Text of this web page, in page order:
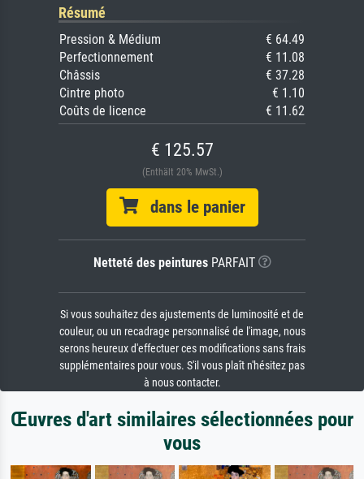
Résumé
Pression & Médium
€ 64.49
Perfectionnement
€ 11.08
Châssis
€ 37.28
Cintre photo
€ 1.10
Coûts de licence
€ 11.62
€ 125.57
(Enthält 20% MwSt.)
dans le panier
Netteté des peinturesPARFAIT
Si vous souhaitez des ajustements de luminosité et de
couleur, ou un recadrage personnalisé de l'image, nous
serons heureux d'effectuer ces modifications sans frais
supplémentaires pour vous. S'il vous plaît n'hésitez pas
à nous contacter.
Œuvres d'art similaires sélectionnées pour
vous